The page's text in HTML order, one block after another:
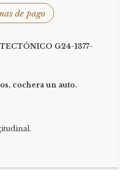
de pago
G24-1377-
, cochera un auto.